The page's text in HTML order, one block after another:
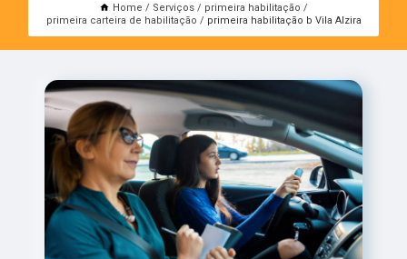
Home Serviços
primeira habilitação
primeira carteira de habilitação
primeira habilitação b Vila Alzira